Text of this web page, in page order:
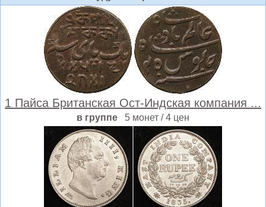
1 Пайса Британская Ост-Индская компания ...
в группе 5 монет / 4 цен